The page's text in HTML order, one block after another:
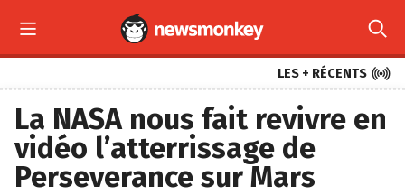
 
LES + RÉCENTS 
La NASA nous fait revivre en
vidéo l’atterrissage de
Perseverance sur Mars